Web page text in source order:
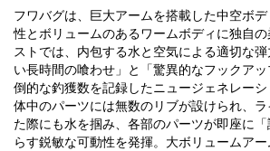
フワバグは、巨大アームを搭載した中空ボ
性とボリュームのあるワームボディに独自
ストでは、内包する水と空気による適切な
い長時間の喰わせ」と「驚異的なフックア
倒的な釣獲数を記録したニュージェネレーシ
体中のパーツには無数のリブが設けられ、
た際にも水を掴み、各部のパーツが即座に
らす鋭敏な可動性を発揮。大ボリュームア